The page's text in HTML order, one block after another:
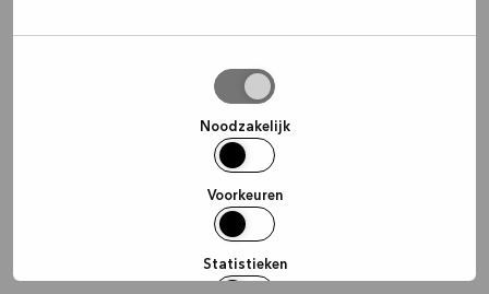
Noodzakelijk
Voorkeuren
Statistieken